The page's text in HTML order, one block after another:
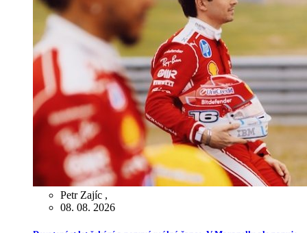
Petr Zajíc ,
08. 08. 2026